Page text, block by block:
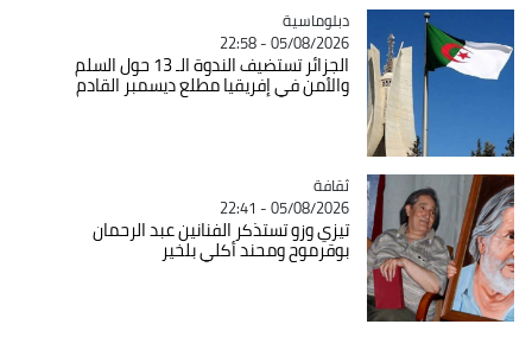
Catégorie
دبلوماسية
05/08/2026 - 22:58
الجزائر تستضيف الندوة الـ 13 حول السلم
والأمن في إفريقيا مطلع ديسمبر القادم
Catégorie
ثقافة
05/08/2026 - 22:41
تيزي وزو تستذكر الفنانين عبد الرحمان
بوقرموح ومحند أكلي بلخير